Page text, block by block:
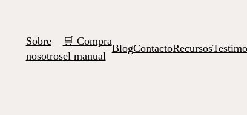
Sobre
nosotros
🛒 Compra
el manual
BlogContactoRecursos